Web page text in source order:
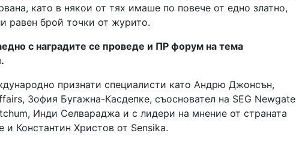
като в някои от тях имаше по повече от едно златно,
равен брой точки от журито.
с наградите се проведе и ПР форум на тема
признати специалисти като Андрю Джонсън,
Зофия Бугажна-Касдепке, съосновател на SEG Newgate
Инди Селвараджа и с лидери на мнение от страната
Константин Христов от Sensika.